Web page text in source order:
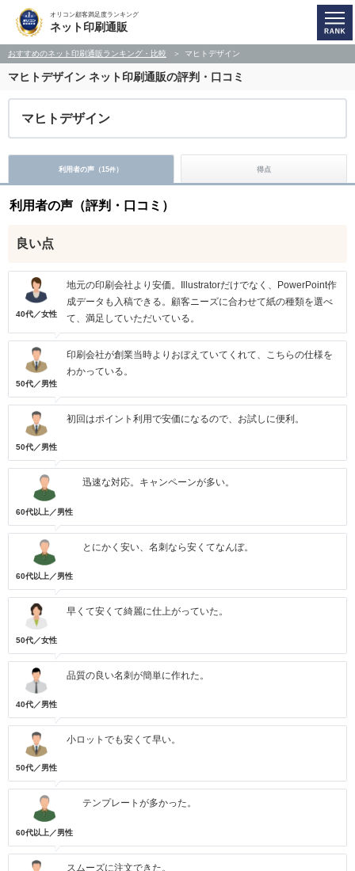
オリコン顧客満足度ランキング
ネット印刷通販
おすすめのネット印刷通販ランキング・比較 マヒトデザイン
マヒトデザイン ネット印刷通販の評判・口コミ
マヒトデザイン
利用者の声（15件） 得点
利用者の声（評判・口コミ）
良い点
40代／女性
地元の印刷会社より安価。Illustratorだけでなく、PowerPoint作
成データも入稿できる。顧客ニーズに合わせて紙の種類を選べ
て、満足していただいている。
50代／男性
印刷会社が創業当時よりおぼえていてくれて、こちらの仕様を
わかっている。
50代／男性
初回はポイント利用で安価になるので、お試しに便利。
60代以上／男性
迅速な対応。キャンペーンが多い。
60代以上／男性
とにかく安い、名刺なら安くてなんぼ。
50代／女性
早くて安くて綺麗に仕上がっていた。
40代／男性
品質の良い名刺が簡単に作れた。
50代／男性
小ロットでも安くて早い。
60代以上／男性
テンプレートが多かった。
スムーズに注文できた。